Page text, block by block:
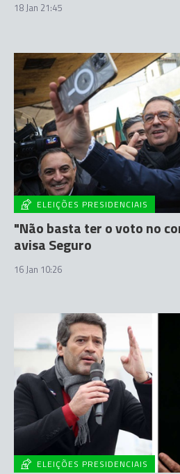
18 Jan 21:45
ELEIÇÕES PRESIDENCIAIS
"Não basta ter o voto no
avisa Seguro
16 Jan 10:26
ELEIÇÕES PRESIDENCIAIS